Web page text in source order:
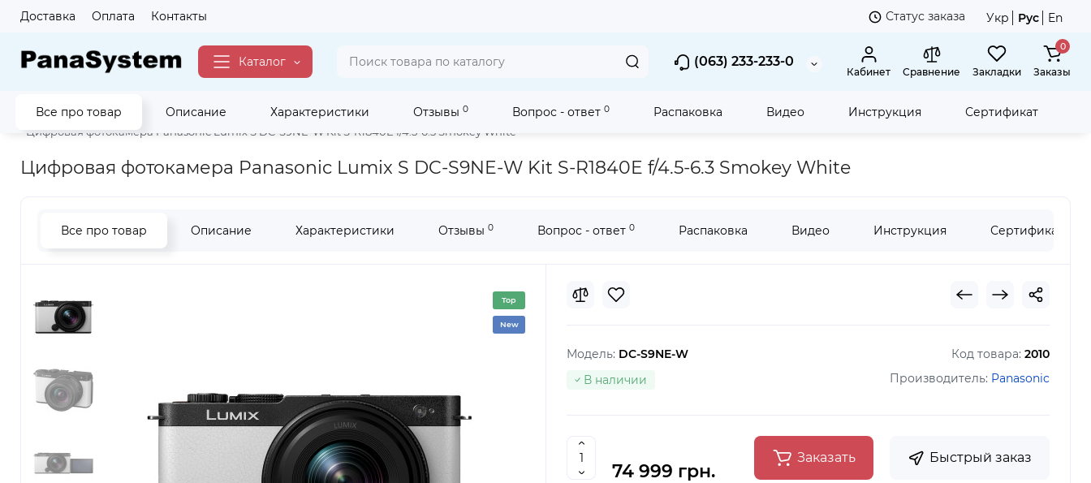
Доставка Оплата Контакты Статус заказа Укр Рус En
Каталог (063) 233-233-0
Кабинет Сравнение Закладки
0
Заказы
Все про товар Описание Характеристики Отзывы 0 Вопрос - ответ 0 Распаковка Видео Инструкция Сертификат
Главная Фото Видео Фотоаппараты Фотоаппараты со сменными объективами LUMIX
Полнокадровые фотоаппараты LUMIX S
Цифровая фотокамера Panasonic Lumix S DC-S9NE-W Kit S-R1840E f/4.5-6.3 Smokey White
Цифровая фотокамера Panasonic Lumix S DC-S9NE-W Kit S-R1840E f/4.5-6.3 Smokey White
Все про товар Описание Характеристики Отзывы 0 Вопрос - ответ 0 Распаковка Видео Инструкция Сертификат
Top
New
Модель: DC-S9NE-W Код товара: 2010
Производитель: Panasonic
В наличии
74 999 грн.
Заказать Быстрый заказ